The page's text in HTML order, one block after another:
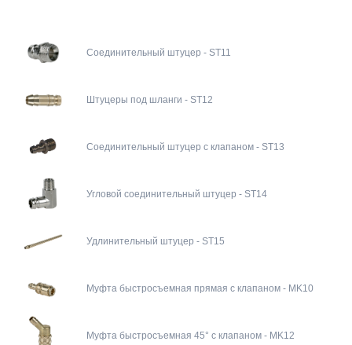
Соединительный штуцер - ST11
Штуцеры под шланги - ST12
Соединительный штуцер с клапаном - ST13
Угловой соединительный штуцер - ST14
Удлинительный штуцер - ST15
Муфта быстросъемная прямая с клапаном - MK10
Муфта быстросъемная 45° с клапаном - MK12